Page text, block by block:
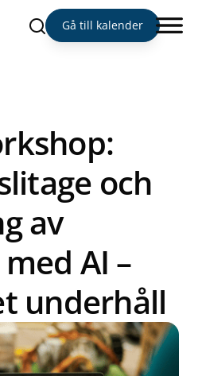
Sök Gå till kalender
och
av
AI –
underhåll